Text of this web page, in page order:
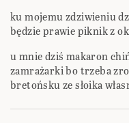
ku mojemu zdziwieniu
będzie prawie piknik z
u mnie dziś makaron
zamrażarki bo trzeba
bretońsku ze słoika